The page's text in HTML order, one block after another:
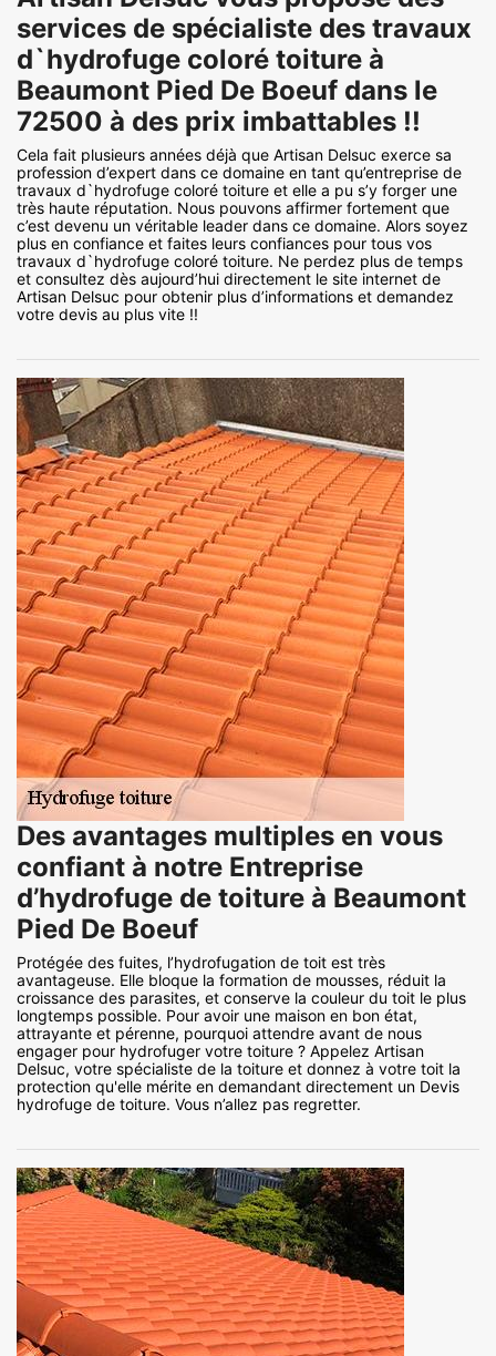
services de spécialiste des travaux
d`hydrofuge coloré toiture à
Beaumont Pied De Boeuf dans le
72500 à des prix imbattables !!
Cela fait plusieurs années déjà que Artisan Delsuc exerce sa
profession d’expert dans ce domaine en tant qu’entreprise de
travaux d`hydrofuge coloré toiture et elle a pu s’y forger une
très haute réputation. Nous pouvons affirmer fortement que
c’est devenu un véritable leader dans ce domaine. Alors soyez
plus en confiance et faites leurs confiances pour tous vos
travaux d`hydrofuge coloré toiture. Ne perdez plus de temps
et consultez dès aujourd’hui directement le site internet de
Artisan Delsuc pour obtenir plus d’informations et demandez
votre devis au plus vite !!
Des avantages multiples en vous
confiant à notre Entreprise
d’hydrofuge de toiture à Beaumont
Pied De Boeuf
Protégée des fuites, l’hydrofugation de toit est très
avantageuse. Elle bloque la formation de mousses, réduit la
croissance des parasites, et conserve la couleur du toit le plus
longtemps possible. Pour avoir une maison en bon état,
attrayante et pérenne, pourquoi attendre avant de nous
engager pour hydrofuger votre toiture ? Appelez Artisan
Delsuc, votre spécialiste de la toiture et donnez à votre toit la
protection qu'elle mérite en demandant directement un Devis
hydrofuge de toiture. Vous n’allez pas regretter.